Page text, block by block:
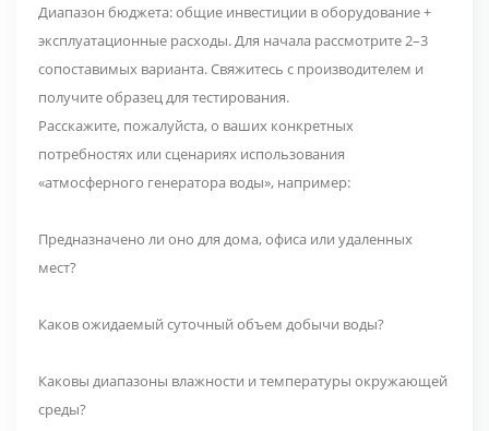
Диапазон бюджета: общие инвестиции в оборудование +
эксплуатационные расходы. Для начала рассмотрите 2–3
сопоставимых варианта. Свяжитесь с производителем и
получите образец для тестирования.
Расскажите, пожалуйста, о ваших конкретных
потребностях или сценариях использования
«атмосферного генератора воды», например:
Предназначено ли оно для дома, офиса или удаленных
мест?
Каков ожидаемый суточный объем добычи воды?
Каковы диапазоны влажности и температуры окружающей
среды?